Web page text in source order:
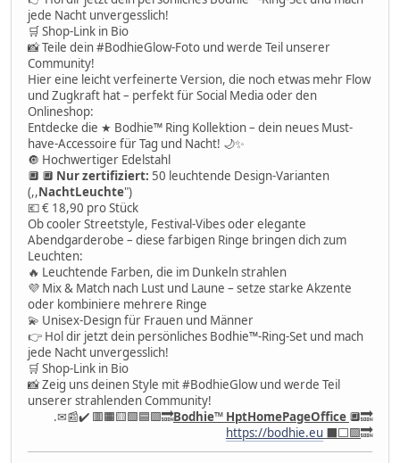
jede Nacht unvergesslich!
🛒 Shop-Link in Bio
📸 Teile dein #BodhieGlow-Foto und werde Teil unserer
Community!
Hier eine leicht verfeinerte Version, die noch etwas mehr Flow
und Zugkraft hat – perfekt für Social Media oder den
Onlineshop:
Entdecke die ★ Bodhie™ Ring Kollektion – dein neues Must-
have-Accessoire für Tag und Nacht! 🌙✨
🔘 Hochwertiger Edelstahl
🔲 🔲 Nur zertifiziert: 50 leuchtende Design-Varianten
(,,NachtLeuchte")
💶 € 18,90 pro Stück
Ob cooler Streetstyle, Festival-Vibes oder elegante
Abendgarderobe – diese farbigen Ringe bringen dich zum
Leuchten:
🔥 Leuchtende Farben, die im Dunkeln strahlen
💜 Mix & Match nach Lust und Laune – setze starke Akzente
oder kombiniere mehrere Ringe
💫 Unisex-Design für Frauen und Männer
👉 Hol dir jetzt dein persönliches Bodhie™-Ring-Set und mach
jede Nacht unvergesslich!
🛒 Shop-Link in Bio
📸 Zeig uns deinen Style mit #BodhieGlow und werde Teil
unserer strahlenden Community!
.✉📰✔️ 🟥🟧🟨🟩🟦🟪🔜Bodhie™ HptHomePageOffice 🔲🔜
https://bodhie.eu ⬛️⬜️🟪🔜